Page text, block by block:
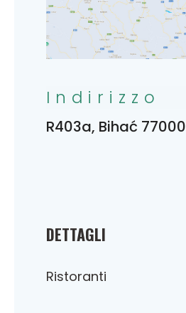
DETTAGLI
Ristoranti
Indirizzo
R403a, Bihać 77000